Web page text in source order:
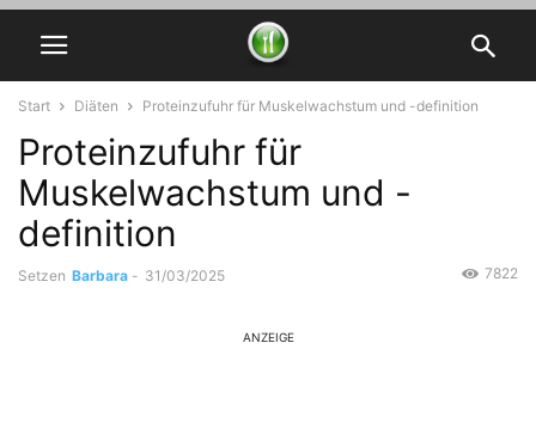
Start Diäten Proteinzufuhr für Muskelwachstum und -definition
Proteinzufuhr für
Muskelwachstum und -
definition
Setzen Barbara - 31/03/2025 7822
ANZEIGE